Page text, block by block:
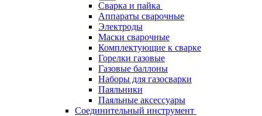
Сварка и пайка
Аппараты сварочные
Электроды
Маски сварочные
Комплектующие к сварке
Горелки газовые
Газовые баллоны
Наборы для газосварки
Паяльники
Паяльные аксессуары
Соединительный инструмент